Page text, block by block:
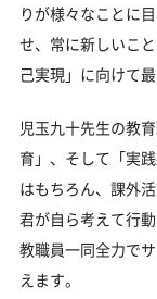
りが様々なことに
せ、常に新しいこ
己実現」に向けて
児玉九十先生の教
育」、そして「実
はもちろん、課外
君が自ら考えて行
教職員一同全力で
えます。